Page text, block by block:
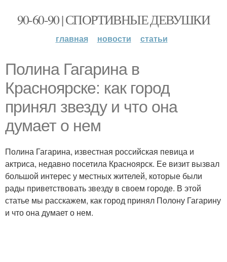
90-60-90 | СПОРТИВНЫЕ ДЕВУШКИ
главная новости статьи
Полина Гагарина в
Красноярске: как город
принял звезду и что она
думает о нем
Полина Гагарина, известная российская певица и
актриса, недавно посетила Красноярск. Ее визит вызвал
большой интерес у местных жителей, которые были
рады приветствовать звезду в своем городе. В этой
статье мы расскажем, как город принял Полону Гагарину
и что она думает о нем.